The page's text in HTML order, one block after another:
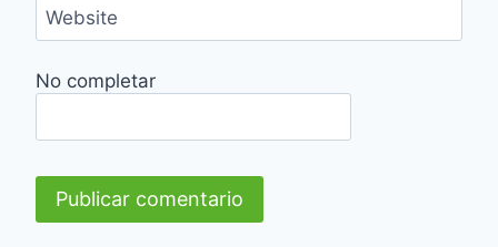
Website
No completar